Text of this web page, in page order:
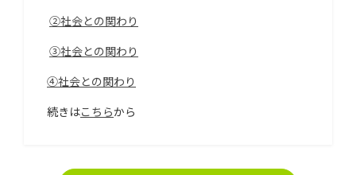
②社会との関わり
③社会との関わり
④社会との関わり
続きはこちらから